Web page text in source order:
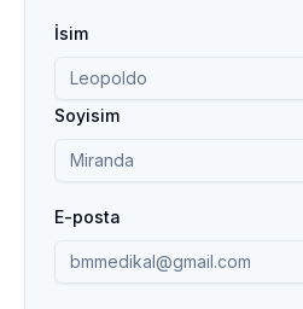
İsim
Soyisim
E-posta